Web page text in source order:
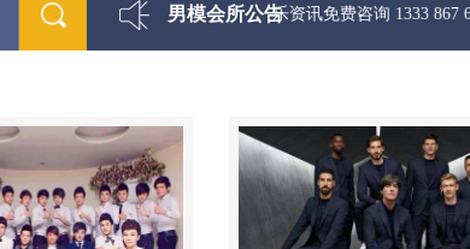
男模会所公告
最新男模娱乐资讯免费咨询 1333 867 6881微信同步